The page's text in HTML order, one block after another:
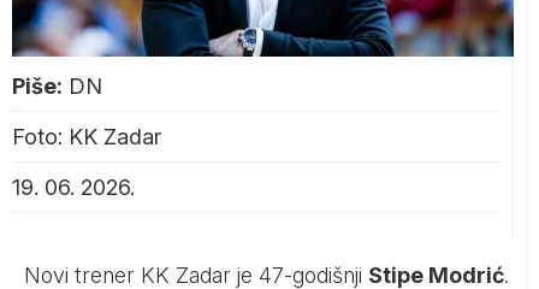
Piše: DN
Foto: KK Zadar
19. 06. 2026.
Novi trener KK Zadar je 47-godišnji Stipe Modrić.